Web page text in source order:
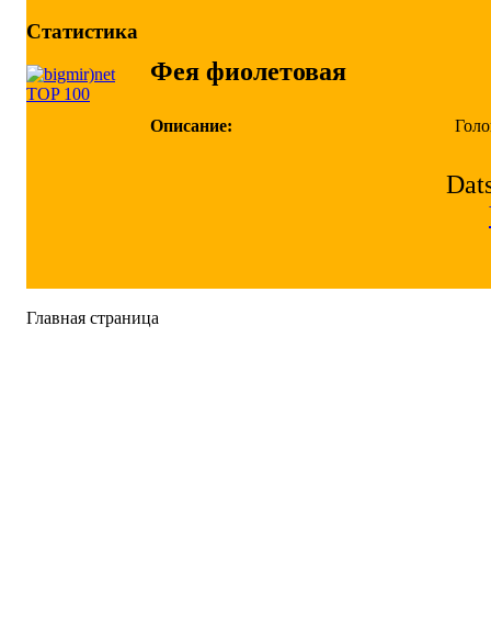
Статистика
Фея фиолетовая
Описание:
Главная страница